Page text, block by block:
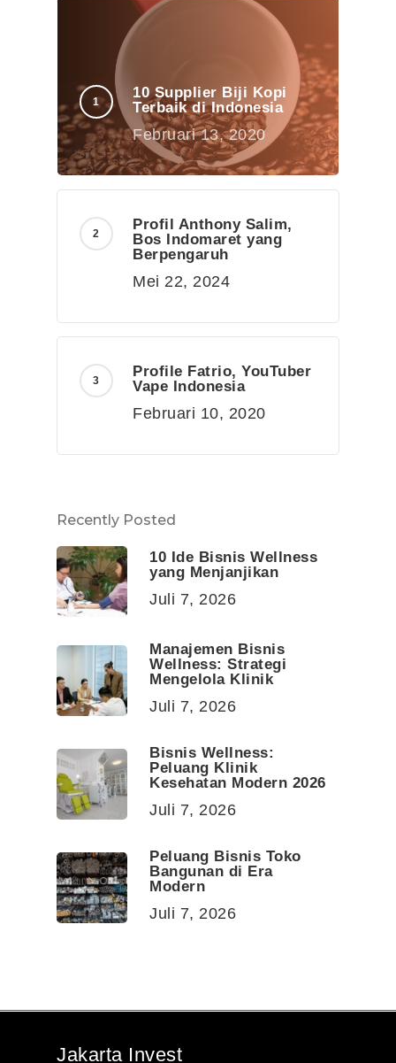
10 Supplier Biji Kopi
Terbaik di Indonesia
Februari 13, 2020
Profil Anthony Salim,
Bos Indomaret yang
Berpengaruh
Mei 22, 2024
Profile Fatrio, YouTuber
Vape Indonesia
Februari 10, 2020
Recently Posted
10 Ide Bisnis Wellness
yang Menjanjikan
Juli 7, 2026
Manajemen Bisnis
Wellness: Strategi
Mengelola Klinik
Juli 7, 2026
Bisnis Wellness:
Peluang Klinik
Kesehatan Modern 2026
Juli 7, 2026
Peluang Bisnis Toko
Bangunan di Era
Modern
Juli 7, 2026
Jakarta Invest